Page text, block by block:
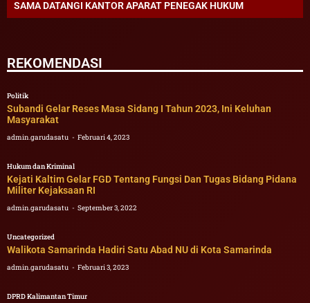
SAMA DATANGI KANTOR APARAT PENEGAK HUKUM
REKOMENDASI
Politik
Subandi Gelar Reses Masa Sidang I Tahun 2023, Ini Keluhan
Masyarakat
admin.garudasatu Februari 4, 2023
Hukum dan Kriminal
Kejati Kaltim Gelar FGD Tentang Fungsi Dan Tugas Bidang Pidana
Militer Kejaksaan RI
admin.garudasatu September 3, 2022
Uncategorized
Walikota Samarinda Hadiri Satu Abad NU di Kota Samarinda
admin.garudasatu Februari 3, 2023
DPRD Kalimantan Timur